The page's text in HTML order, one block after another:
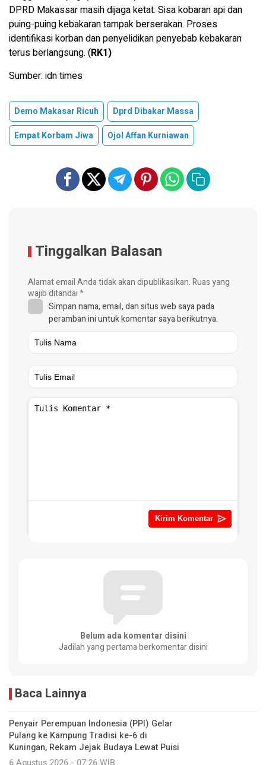
DPRD Makassar masih dijaga ketat. Sisa kobaran api dan
puing-puing kebakaran tampak berserakan. Proses
identifikasi korban dan penyelidikan penyebab kebakaran
terus berlangsung. (RK1)
Sumber: idn times
Demo Makasar Ricuh
Dprd Dibakar Massa
Empat Korbam Jiwa
Ojol Affan Kurniawan
Tinggalkan Balasan
Alamat email Anda tidak akan dipublikasikan.Ruas yang
wajib ditandai*
Simpan nama, email, dan situs web saya pada
peramban ini untuk komentar saya berikutnya.
Belum ada komentar disini
Jadilah yang pertama berkomentar disini
Baca Lainnya
Penyair Perempuan Indonesia (PPI) Gelar
Pulang ke Kampung Tradisi ke-6 di
Kuningan, Rekam Jejak Budaya Lewat Puisi